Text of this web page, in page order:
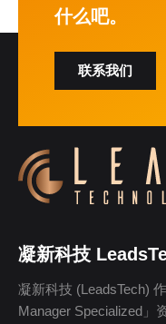
什么吧。
联系我们
凝新科技
凝新科技 (LeadsTech)
Manager Specialized」